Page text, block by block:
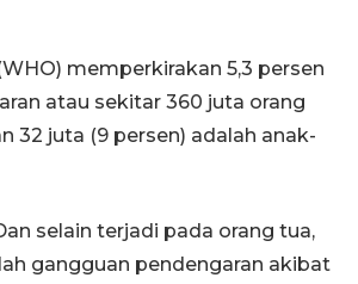
memperkirakan 5,3 persen
atau sekitar 360 juta orang
32 juta (9 persen) adalah anak-
selain terjadi pada orang tua,
gangguan pendengaran akibat